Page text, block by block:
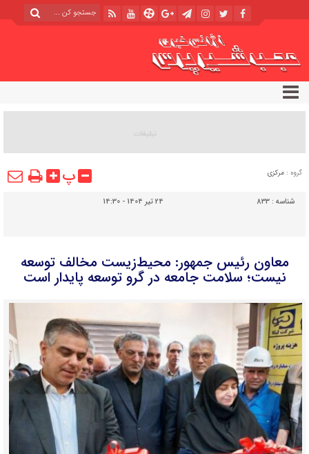
گروه : مرکزی پ
شناسه : 833 24 تیر 1404 - 14:30
معاون رئیس جمهور: محیط‌زیست مخالف توسعه
نیست؛ سلامت جامعه در گرو توسعه پایدار است